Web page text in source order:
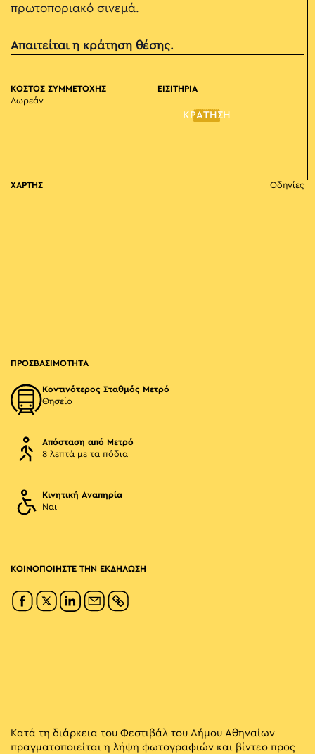
πρωτοποριακό σινεμά.
Απαιτείται η κράτηση θέσης.
ΚΟΣΤΟΣ ΣΥΜΜΕΤΟΧΗΣ
Δωρεάν
ΕΙΣΙΤΗΡΙΑ
ΚΡΑΤΗΣΗ
ΧΑΡΤΗΣ Οδηγίες
ΠΡΟΣΒΑΣΙΜΟΤΗΤΑ
Κοντινότερος Σταθμός Μετρό
Θησείο
Απόσταση από Μετρό
8 λεπτά με τα πόδια
Κινητική Αναπηρία
Ναι
ΚΟΙΝΟΠΟΙΗΣΤΕ ΤΗΝ ΕΚΔΗΛΩΣΗ
Κατά τη διάρκεια του Φεστιβάλ του Δήμου Αθηναίων
πραγματοποιείται η λήψη φωτογραφιών και βίντεο προς